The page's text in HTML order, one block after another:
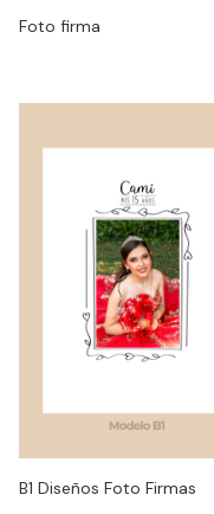
Foto firma
B1 Diseños Foto Firmas